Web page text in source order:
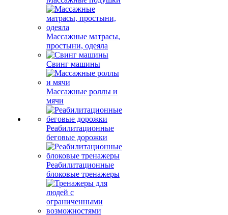
Массажные матрасы,
простыни, одеяла
Свинг машины
Массажные роллы и
мячи
Реабилитационные
беговые дорожки
Реабилитационные
блоковые тренажеры